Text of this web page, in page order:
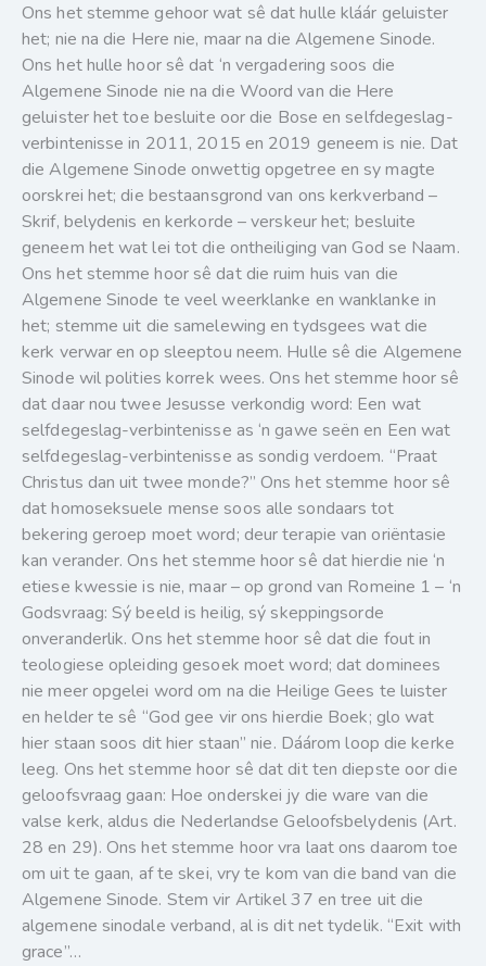
Ons het stemme gehoor wat sê dat hulle kláár geluister
het; nie na die Here nie, maar na die Algemene Sinode.
Ons het hulle hoor sê dat ‘n vergadering soos die
Algemene Sinode nie na die Woord van die Here
geluister het toe besluite oor die Bose en selfdegeslag-
verbintenisse in 2011, 2015 en 2019 geneem is nie. Dat
die Algemene Sinode onwettig opgetree en sy magte
oorskrei het; die bestaansgrond van ons kerkverband –
Skrif, belydenis en kerkorde – verskeur het; besluite
geneem het wat lei tot die ontheiliging van God se Naam.
Ons het stemme hoor sê dat die ruim huis van die
Algemene Sinode te veel weerklanke en wanklanke in
het; stemme uit die samelewing en tydsgees wat die
kerk verwar en op sleeptou neem. Hulle sê die Algemene
Sinode wil polities korrek wees. Ons het stemme hoor sê
dat daar nou twee Jesusse verkondig word: Een wat
selfdegeslag-verbintenisse as ‘n gawe seën en Een wat
selfdegeslag-verbintenisse as sondig verdoem. “Praat
Christus dan uit twee monde?” Ons het stemme hoor sê
dat homoseksuele mense soos alle sondaars tot
bekering geroep moet word; deur terapie van oriëntasie
kan verander. Ons het stemme hoor sê dat hierdie nie ‘n
etiese kwessie is nie, maar – op grond van Romeine 1 – ‘n
Godsvraag: Sý beeld is heilig, sý skeppingsorde
onveranderlik. Ons het stemme hoor sê dat die fout in
teologiese opleiding gesoek moet word; dat dominees
nie meer opgelei word om na die Heilige Gees te luister
en helder te sê “God gee vir ons hierdie Boek; glo wat
hier staan soos dit hier staan” nie. Dáárom loop die kerke
leeg. Ons het stemme hoor sê dat dit ten diepste oor die
geloofsvraag gaan: Hoe onderskei jy die ware van die
valse kerk, aldus die Nederlandse Geloofsbelydenis (Art.
28 en 29). Ons het stemme hoor vra laat ons daarom toe
om uit te gaan, af te skei, vry te kom van die band van die
Algemene Sinode. Stem vir Artikel 37 en tree uit die
algemene sinodale verband, al is dit net tydelik. “Exit with
grace”…